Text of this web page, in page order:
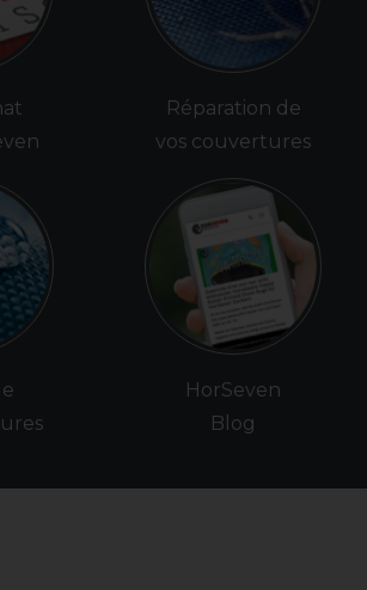
Réparation de
vos couvertures
HorSeven
Blog